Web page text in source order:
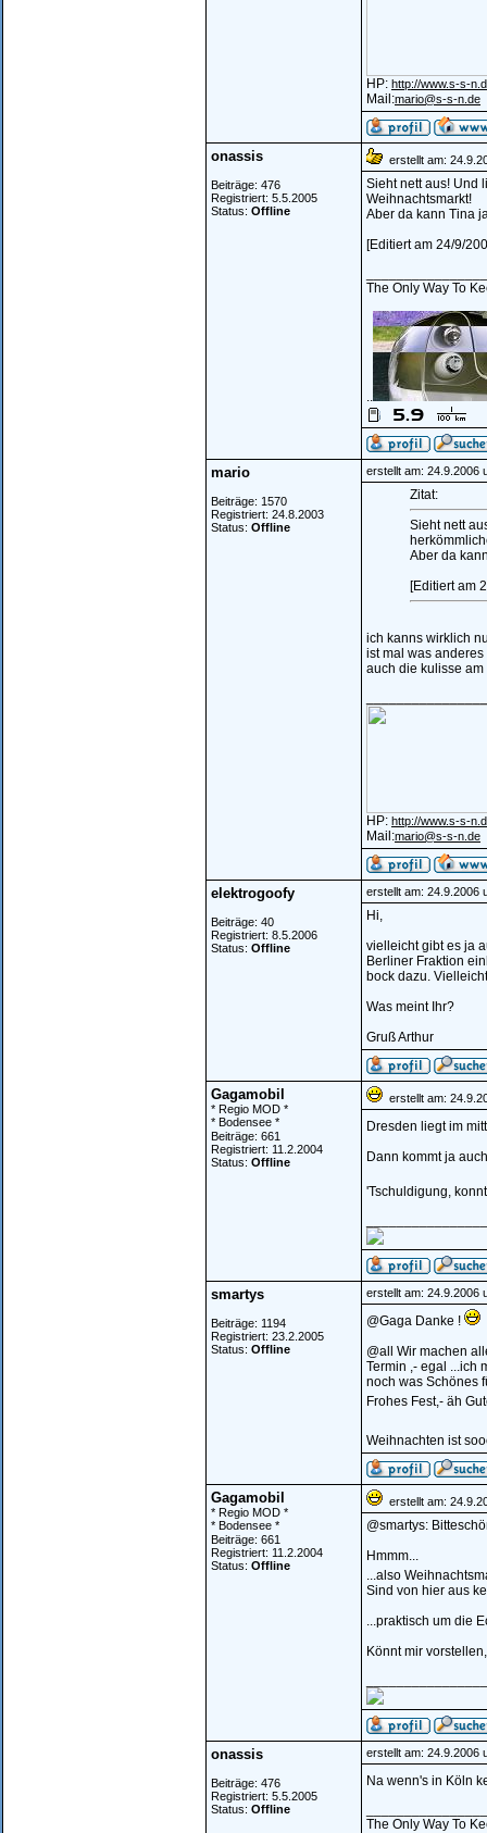
HP: http://www.s-s-
Mail:mario@s-s-n.de
onassis
Beiträge: 476
Registriert: 5.5.2005
Status: Offline
erstellt am:
Sieht nett aus! Und
Weihnachtsmarkt!
Aber da kann Tina
[Editiert am 24/9/
The Only Way To
..
mario
Beiträge: 1570
Registriert: 24.8.2003
Status: Offline
erstellt am: 24.9.2006
Zitat:
Sieht nett
Aber da
[Editiert am
ich kanns wirklich
ist mal was
auch die kulisse
HP: http://www.s-s-
Mail:mario@s-s-n.de
elektrogoofy
Beiträge: 40
Registriert: 8.5.2006
Status: Offline
erstellt am: 24.9.2006
Hi,
vielleicht gibt es ja
Berliner Fraktion
bock dazu.
Was meint Ihr?
Gruß Arthur
Gagamobil
* Regio MOD *
* Bodensee *
Beiträge: 661
Registriert: 11.2.2004
Status: Offline
erstellt am:
Dresden liegt im
Dann kommt ja
'Tschuldigung,
smartys
Beiträge: 1194
Registriert: 23.2.2005
Status: Offline
erstellt am: 24.9.2006
@Gaga Danke !
@all Wir machen
Termin ,- egal ...ich
noch was Schönes
Frohes Fest,- äh
Weihnachten ist
Gagamobil
* Regio MOD *
* Bodensee *
Beiträge: 661
Registriert: 11.2.2004
Status: Offline
erstellt am:
@smartys:
Hmmm...
...also
Sind von hier aus
...praktisch um die
Könnt mir
onassis
Beiträge: 476
Registriert: 5.5.2005
Status: Offline
erstellt am: 24.9.2006
Na wenn's in Köln
The Only Way To